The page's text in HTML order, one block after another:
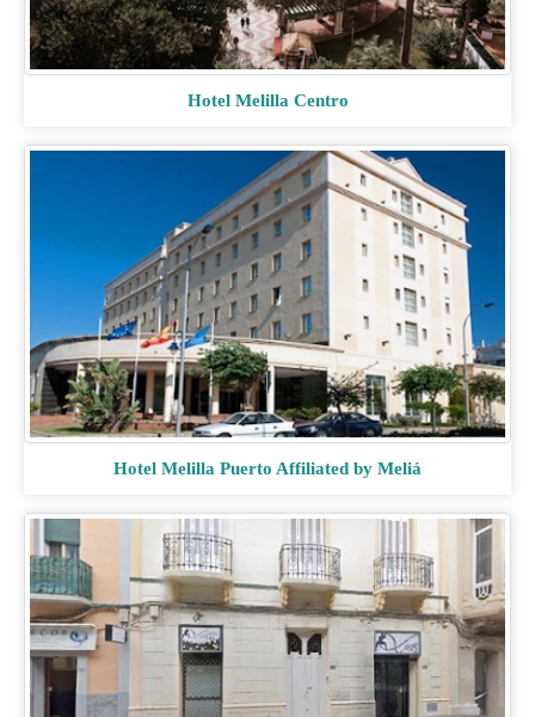
Hotel Melilla Centro
Hotel Melilla Puerto Affiliated by Meliá